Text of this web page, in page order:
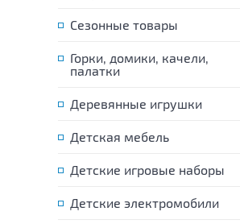
Сезонные товары
Горки, домики, качели,
палатки
Деревянные игрушки
Детская мебель
Детские игровые наборы
Детские электромобили
155 р. Цена: 155 р.